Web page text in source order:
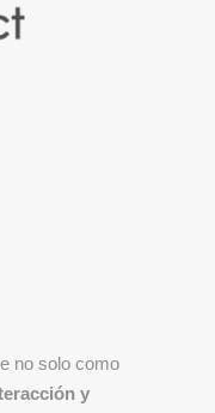
no solo como
y